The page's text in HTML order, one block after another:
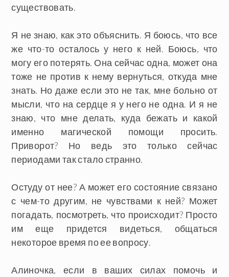
существовать.
Я не знаю, как это объяснить. Я боюсь, что все
же что-то осталось у него к ней. Боюсь, что
могу его потерять. Она сейчас одна, может она
тоже не против к нему вернуться, откуда мне
знать. Но даже если это не так, мне больно от
мысли, что на сердце я у него не одна. И я не
знаю, что мне делать, куда бежать и какой
именно магической помощи просить.
Приворот? Но ведь это только сейчас
периодами так стало странно.
Остуду от нее? А может его состояние связано
с чем-то другим, не чувствами к ней? Может
погадать, посмотреть, что происходит? Просто
им еще придется видеться, общаться
некоторое время по ее вопросу.
Алиночка, если в ваших силах помочь и